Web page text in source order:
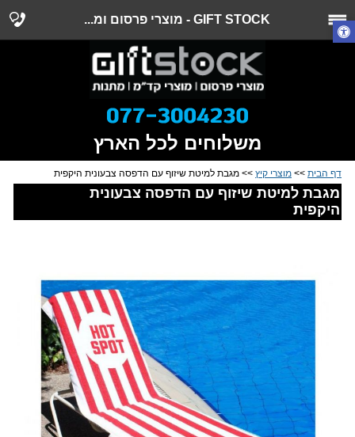
GIFT STOCK - מוצרי פרסום ומ...
משלוחים לכל הארץ
דף הבית >> מוצרי קיץ >> מגבת למיטת שיזוף עם הדפסה צבעונית היקפית
מגבת למיטת שיזוף עם הדפסה צבעונית
היקפית